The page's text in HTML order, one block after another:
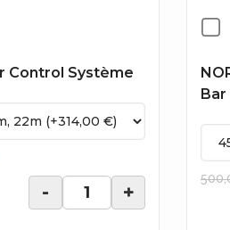
Control Système
- +